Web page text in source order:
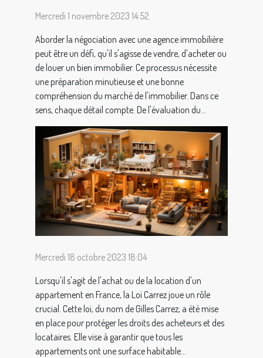
Mercredi 1 novembre 2023 14:52
Aborder la négociation avec une agence immobilière
peut être un défi, qu'il s'agisse de vendre, d'acheter ou
de louer un bien immobilier. Ce processus nécessite
une préparation minutieuse et une bonne
compréhension du marché de l'immobilier. Dans ce
sens, chaque détail compte. De l'évaluation du...
Mercredi 18 octobre 2023 18:04
Lorsqu'il s'agit de l'achat ou de la location d'un
appartement en France, la Loi Carrez joue un rôle
crucial. Cette loi, du nom de Gilles Carrez, a été mise
en place pour protéger les droits des acheteurs et des
locataires. Elle vise à garantir que tous les
appartements ont une surface habitable...